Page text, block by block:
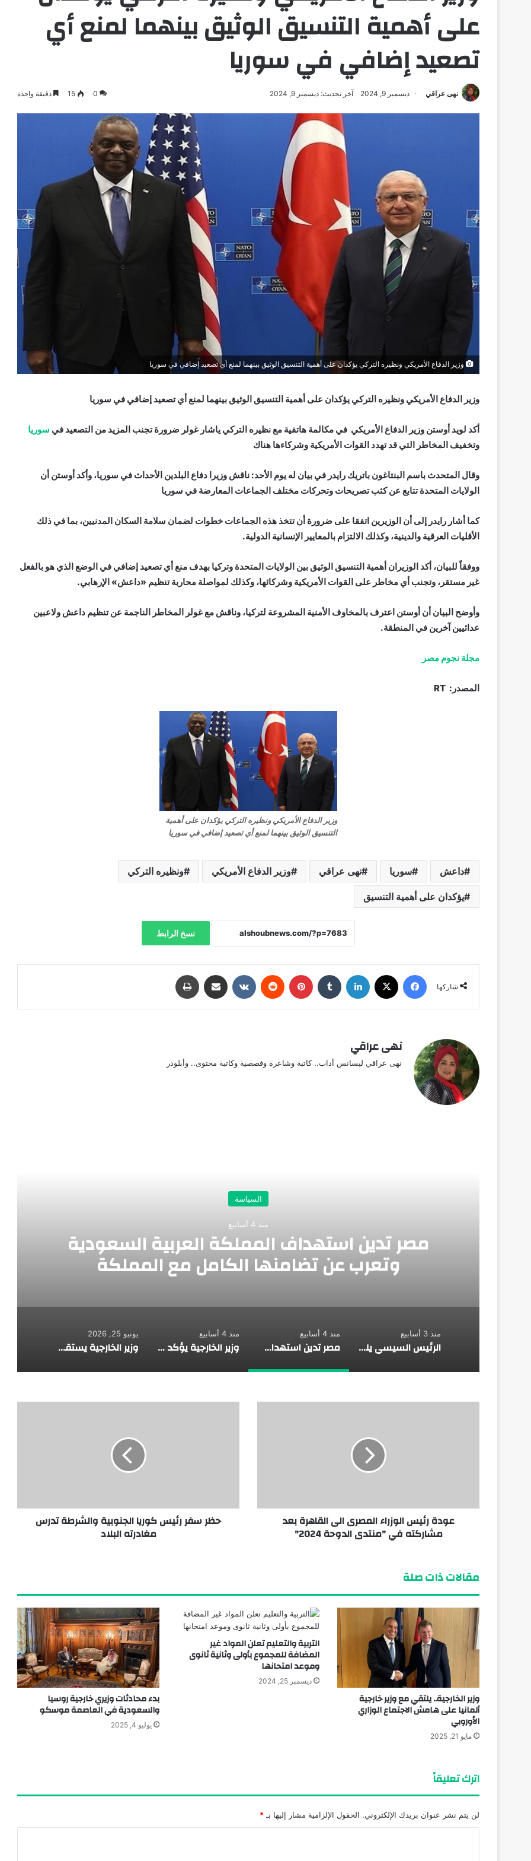
على أهمية التنسيق الوثيق بينهما لمنع أي
تصعيد إضافي في سوريا
نهى عراقي ديسمبر 9, 2024 آخر تحديث: ديسمبر 9, 2024 0
15 دقيقة واحدة
وزير الدفاع الأمريكي ونظيره التركي يؤكدان على أهمية التنسيق الوثيق بينهما لمنع أي تصعيد إضافي في سوريا
وزير الدفاع الأمريكي ونظيره التركي يؤكدان على أهمية التنسيق الوثيق بينهما لمنع أي تصعيد إضافي في سوريا
أكد لويد أوستن وزير الدفاع الأمريكي في مكالمة هاتفية مع نظيره التركي ياشار غولر ضرورة تجنب المزيد من التصعيد في سوريا
وتخفيف المخاطر التي قد تهدد القوات الأمريكية وشركاءها هناك
وقال المتحدث باسم البنتاغون باتريك رايدر في بيان له يوم الأحد: ناقش وزيرا دفاع البلدين الأحداث في سوريا، وأكد أوستن أن
الولايات المتحدة تتابع عن كثب تصريحات وتحركات مختلف الجماعات المعارضة في سوريا
كما أشار رايدر إلى أن الوزيرين اتفقا على ضرورة أن تتخذ هذه الجماعات خطوات لضمان سلامة السكان المدنيين، بما في ذلك
الأقليات العرقية والدينية، وكذلك الالتزام بالمعايير الإنسانية الدولية.
ووفقاً للبيان، أكد الوزيران أهمية التنسيق الوثيق بين الولايات المتحدة وتركيا بهدف منع أي تصعيد إضافي في الوضع الذي هو بالفعل
غير مستقر، وتجنب أي مخاطر على القوات الأمريكية وشركائها، وكذلك لمواصلة محاربة تنظيم «داعش» الإرهابي.
وأوضح البيان أن أوستن اعترف بالمخاوف الأمنية المشروعة لتركيا، وناقش مع غولر المخاطر الناجمة عن تنظيم داعش ولاعبين
عدائيين آخرين في المنطقة.
مجلة نجوم مصر
المصدر: RT
وزير الدفاع الأمريكي ونظيره التركي يؤكدان على أهمية
التنسيق الوثيق بينهما لمنع أي تصعيد إضافي في سوريا
داعش سوريا نهى عراقي وزير الدفاع الأمريكي ونظيره التركي
يؤكدان على أهمية التنسيق
نسخ الرابط
شاركها
نهى عراقي
نهى عراقي ليسانس أداب.. كاتبة وشاعرة وقصصية وكاتبة محتوى.. وأبلودر
السياسة
منذ 4 أسابيع
مصر تدين استهداف المملكة العربية السعودية
وتعرب عن تضامنها الكامل مع المملكة
منذ 3 أسابيع
الرئيس السيسي يلتقي بالرئيسة الدكتورة سامية صلوحو حسن رئيسة جمهورية تنزانيا المُتحدة
منذ 4 أسابيع
مصر تدين استهداف المملكة العربية السعودية وتعرب عن تضامنها الكامل مع المملكة
منذ 4 أسابيع
وزير الخارجية يؤكد لنظرائه في الكويت والبحرين والأردن تضامن مصر مع الدول العربية الشقيقة ضد الاعتداءات الإيرانية الأخير
يونيو 25, 2026
وزير الخارجية يستقبل رئيس البرلمان العربي لبحث سبل تعزيز العمل العربي المشترك
عودة رئيس الوزراء المصرى الى القاهرة بعد
مشاركته في "منتدى الدوحة 2024"
حظر سفر رئيس كوريا الجنوبية والشرطة تدرس
مغادرته البلاد
مقالات ذات صلة
وزير الخارجية.. يلتقي مع وزير خارجية
ألمانيا على هامش الاجتماع الوزاري
الأوروبي
مايو 21, 2025
التربية والتعليم تعلن المواد غير
المضافة للمجموع بأولى وثانية ثانوى
وموعد امتحانها
ديسمبر 25, 2024
بدء محادثات وزيري خارجية روسيا
والسعودية في العاصمة موسكو
يوليو 4, 2025
اترك تعليقاً
لن يتم نشر عنوان بريدك الإلكتروني. الحقول الإلزامية مشار إليها بـ *